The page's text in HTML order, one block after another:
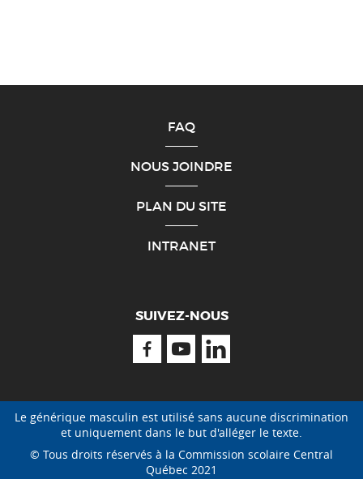
FAQ
NOUS JOINDRE
PLAN DU SITE
INTRANET
SUIVEZ-NOUS
FacebookYoutubeLinkedin
Le générique masculin est utilisé sans aucune discrimination
et uniquement dans le but d'alléger le texte.
© Tous droits réservés à la Commission scolaire Central
Québec 2021